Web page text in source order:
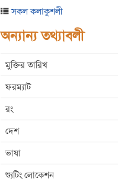
সকল কলাকুশলী
অন্যান্য তথ্যাবলী
মুক্তির তারিখ
ফরম্যাট
রং
দেশ
ভাষা
শ্যুটিং লোকেশন